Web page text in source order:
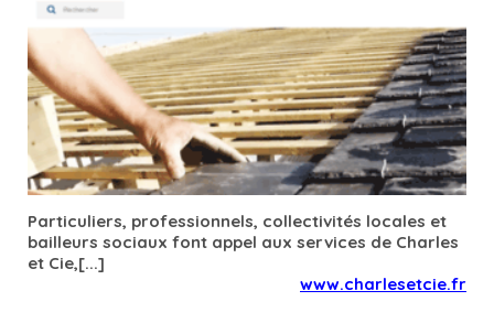
Particuliers, professionnels, collectivités locales et
bailleurs sociaux font appel aux services de Charles
et Cie,[...]
www.charlesetcie.fr